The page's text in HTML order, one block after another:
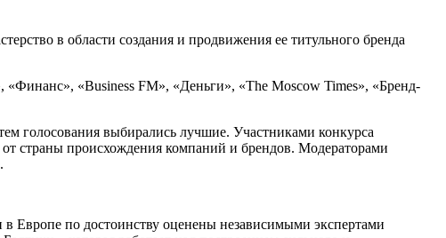
в области создания и продвижения ее титульного бренда
«Business FM», «Деньги», «The Moscow Times», «Бренд-
голосования выбирались лучшие. Участниками конкурса
страны происхождения компаний и брендов. Модераторами
Европе по достоинству оценены независимыми экспертами